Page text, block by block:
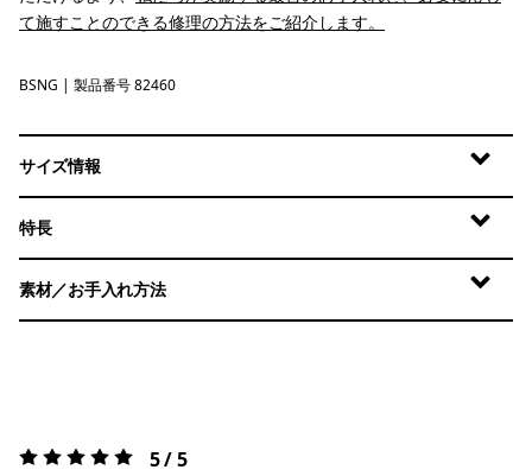
て施すことのできる修理の方法をご紹介します。
Basin Green
BSNG | 製品番号 82460
サイズ情報
特長
素材／お手入れ方法
評価:5 / 5 5 / 5